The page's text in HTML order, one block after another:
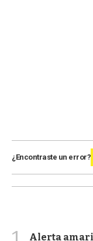
¿Encontraste un error?
Alerta